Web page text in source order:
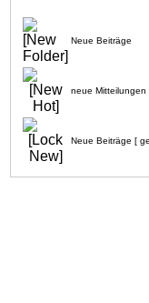
Neue Beiträge
neue Mitteilungen
Neue Beiträge [